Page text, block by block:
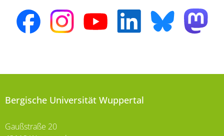
Bergische Universität Wuppertal
Gaußstraße 20